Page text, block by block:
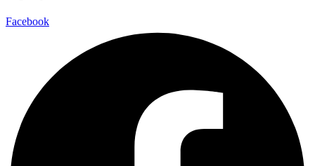
Facebook